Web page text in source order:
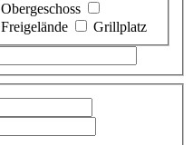
Obergeschoss
Freigelände
Grillplatz